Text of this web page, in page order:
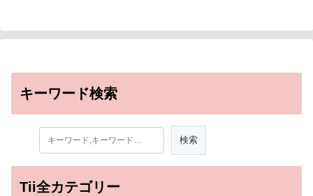
キーワード検索
Tii全カテゴリー